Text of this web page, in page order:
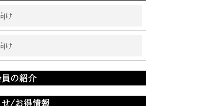
け
け
の紹介
/お得情報